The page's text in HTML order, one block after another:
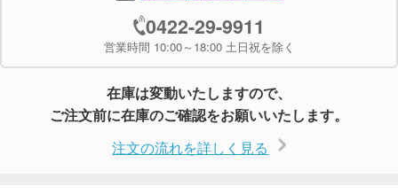
0422-29-9911
営業時間 10:00～18:00 土日祝を除く
在庫は変動いたしますので、
ご注文前に在庫のご確認をお願いいたします。
注文の流れを詳しく見る